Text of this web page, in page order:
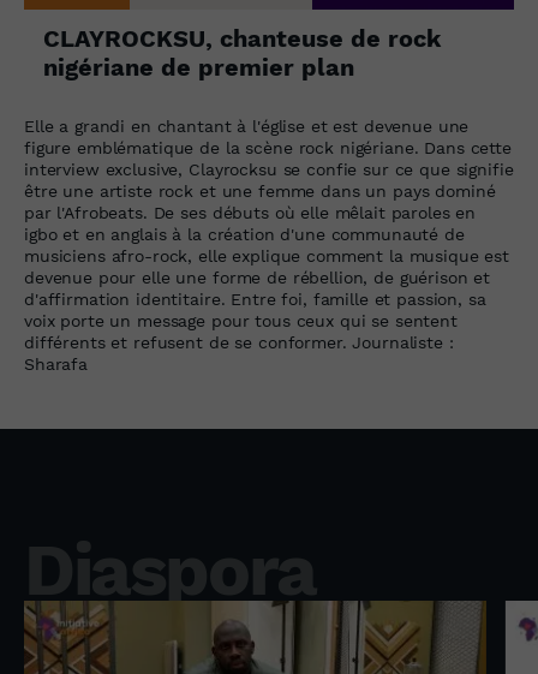
CLAYROCKSU, chanteuse de rock
nigériane de premier plan
Elle a grandi en chantant à l'église et est devenue une
figure emblématique de la scène rock nigériane. Dans cette
interview exclusive, Clayrocksu se confie sur ce que signifie
être une artiste rock et une femme dans un pays dominé
par l'Afrobeats. De ses débuts où elle mêlait paroles en
igbo et en anglais à la création d'une communauté de
musiciens afro-rock, elle explique comment la musique est
devenue pour elle une forme de rébellion, de guérison et
d'affirmation identitaire. Entre foi, famille et passion, sa
voix porte un message pour tous ceux qui se sentent
différents et refusent de se conformer. Journaliste :
Sharafa
Diaspora